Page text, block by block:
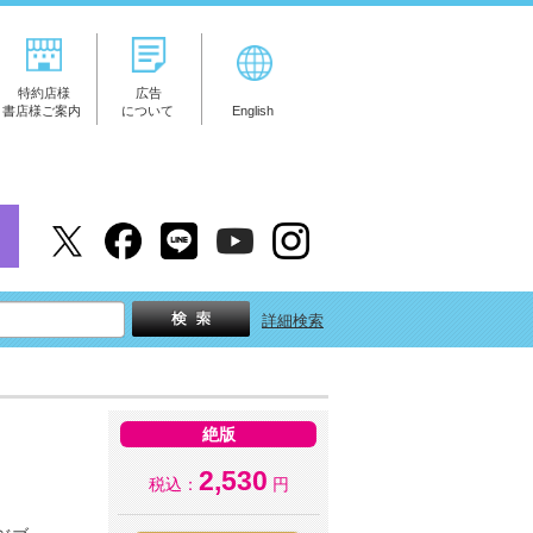
特約店様
書店様ご案内
広告
について
English
詳細検索
絶版
税込： 2,530 円